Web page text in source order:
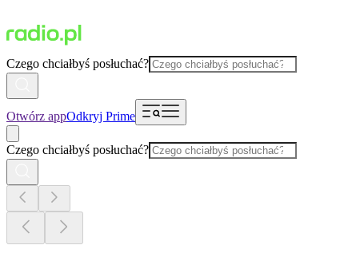
Czego chciałbyś posłuchać?
Otwórz appOdkryj Prime
Czego chciałbyś posłuchać?